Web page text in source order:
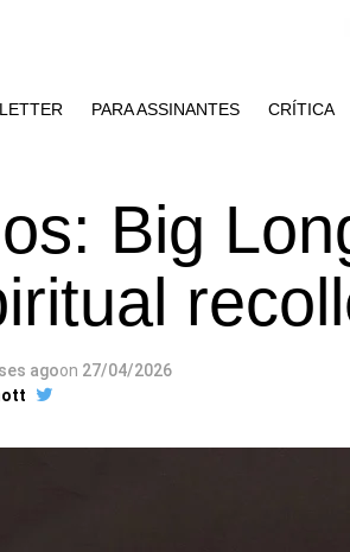
PARA ASSINANTES CRÍTICA
Big
agoon 27/04/2026